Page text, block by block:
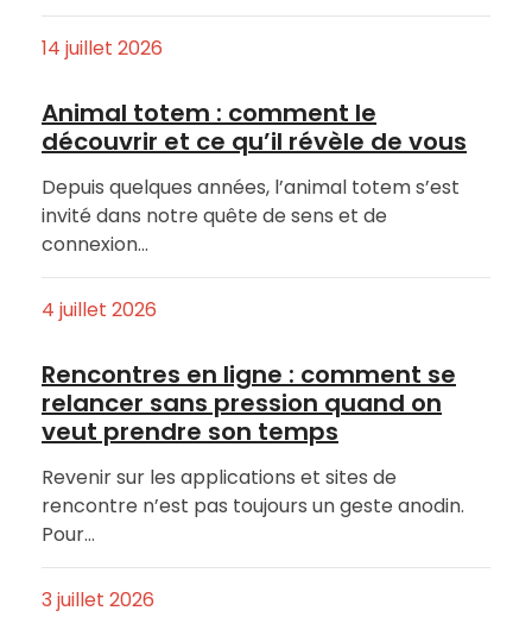
14 juillet 2026
Animal totem : comment le
découvrir et ce qu’il révèle de vous
Depuis quelques années, l’animal totem s’est
invité dans notre quête de sens et de
connexion…
4 juillet 2026
Rencontres en ligne : comment se
relancer sans pression quand on
veut prendre son temps
Revenir sur les applications et sites de
rencontre n’est pas toujours un geste anodin.
Pour…
3 juillet 2026